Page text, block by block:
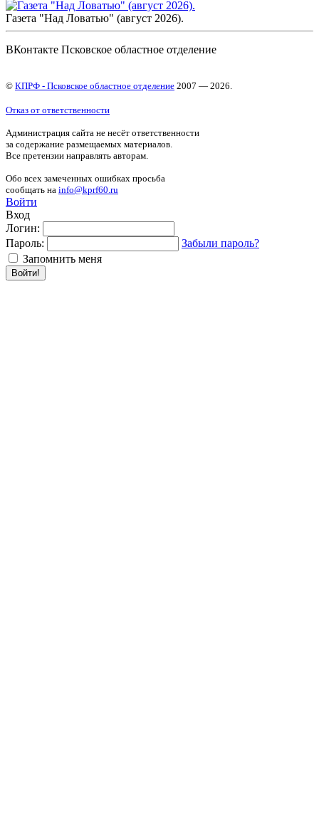
Газета "Над Ловатью" (август 2026).
ВКонтакте Псковское областное отделение
© КПРФ - Псковское областное отделение 2007 — 2026.
Отказ от ответственности
Администрация сайта не несёт ответственности
за содержание размещаемых материалов.
Все претензии направлять авторам.
Обо всех замеченных ошибках просьба
сообщать на info@kprf60.ru
Войти
Вход
Логин:
Пароль:
Забыли пароль?
Запомнить меня